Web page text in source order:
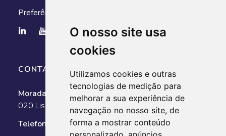
O nosso site usa
cookies
Utilizamos cookies e outras
tecnologias de medição para
melhorar a sua experiência de
navegação no nosso site, de
forma a mostrar conteúdo
Preferências de cookies
CONTACTOS
Morada:
Av. António Augusto de Aguiar, n.º 128, 1050-
020 Lisboa
Telefone:
351 211 025 800